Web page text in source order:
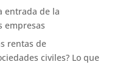
entrada de la
empresas
rentas de
civiles? Lo que